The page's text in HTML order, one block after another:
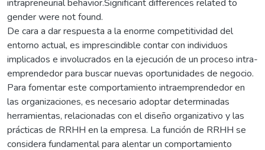
intrapreneurial behavior.Significant differences related to
gender were not found.
De cara a dar respuesta a la enorme competitividad del
entorno actual, es imprescindible contar con individuos
implicados e involucrados en la ejecución de un proceso intra-
emprendedor para buscar nuevas oportunidades de negocio.
Para fomentar este comportamiento intraemprendedor en
las organizaciones, es necesario adoptar determinadas
herramientas, relacionadas con el diseño organizativo y las
prácticas de RRHH en la empresa. La función de RRHH se
considera fundamental para alentar un comportamiento